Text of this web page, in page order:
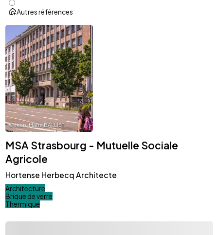
Autres références
©Jean-Marie BALLIET
MSA Strasbourg - Mutuelle Sociale
Agricole
Hortense Herbecq Architecte
Architecture
Brique de verre
Thermique